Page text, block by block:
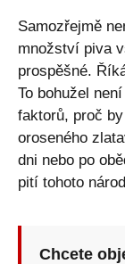
Samozřejmě
množství piva
prospěšné.
To bohužel
faktorů, proč
oroseného
dni nebo po
pití tohoto
Chcete